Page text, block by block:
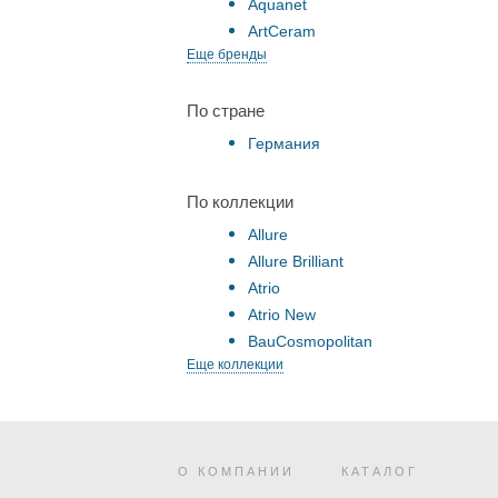
Aquanet
ArtCeram
Еще бренды
По стране
Германия
По коллекции
Allure
Allure Brilliant
Atrio
Atrio New
BauCosmopolitan
Еще коллекции
О КОМПАНИИ КАТАЛОГ